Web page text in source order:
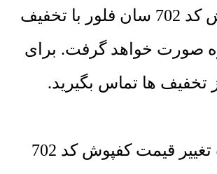
خرید کفپوش کد 702 سان فلور با تخفیف
صورت خواهد گرفت. برای
تخفیف ها تماس بگیرید.
در صورت تغییر قیمت کفپوش کد 702